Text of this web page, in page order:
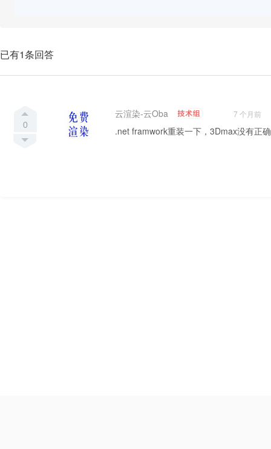
已有1条回答
0
云渲染-云Oba 7 个月前
.net framwork重装一下，3Dmax没有正